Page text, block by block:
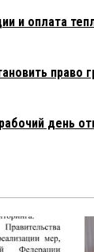
и оплата
право
день